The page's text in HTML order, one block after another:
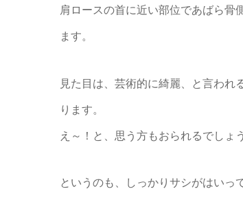
肩ロースの首に近い部位であばら骨
ます。
見た目は、芸術的に綺麗、と言われ
ります。
え～！と、思う方もおられるでしょ
というのも、しっかりサシがはいっ